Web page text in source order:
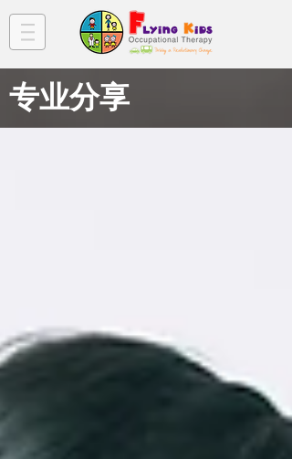
​专业分享